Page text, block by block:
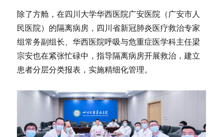
除了方舱，在四川大学华西医院广安医院（广安市人
民医院）的隔离病房，四川省新冠肺炎医疗救治专家
组常务副组长、华西医院呼吸与危重症医学科主任梁
宗安也在紧张忙碌中，指导隔离病房开展救治，建立
患者分层分类报表，实施精细化管理。